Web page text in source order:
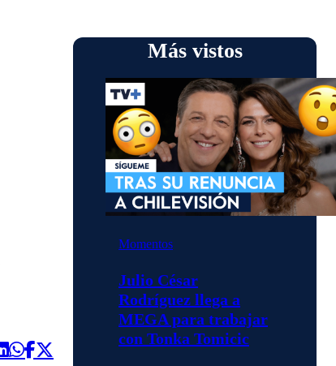
Más vistos
Momentos
Julio César
Rodríguez llega a
MEGA para trabajar
con Tonka Tomicic